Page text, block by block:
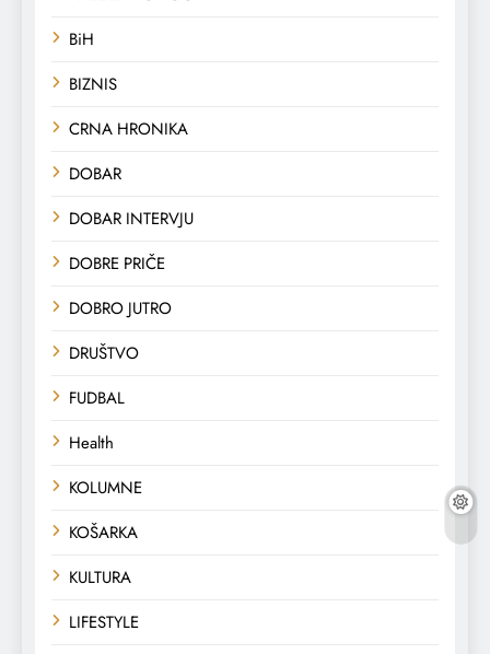
BiH
BIZNIS
CRNA HRONIKA
DOBAR
DOBAR INTERVJU
DOBRE PRIČE
DOBRO JUTRO
DRUŠTVO
FUDBAL
Health
KOLUMNE
KOŠARKA
KULTURA
LIFESTYLE